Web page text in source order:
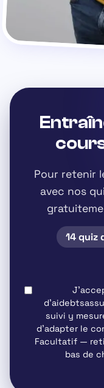
Pour retenir
avec nos
14 quiz
suivi y
d'adapter le
Facultatif —
bas de